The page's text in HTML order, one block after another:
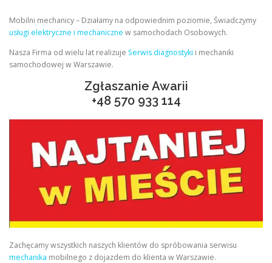
Mobilni mechanicy – Działamy na odpowiednim poziomie, Świadczymy
usługi elektryczne i mechaniczne w samochodach Osobowych.
Nasza Firma od wielu lat realizuje Serwis diagnostyki i mechaniki
samochodowej w Warszawie.
Zgłaszanie Awarii
+48 570 933 114
Zachęcamy wszystkich naszych klientów do spróbowania serwisu
mechanika mobilnego z dojazdem do klienta w Warszawie.